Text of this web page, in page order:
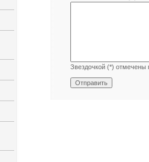
Звездочкой (*) отмечены